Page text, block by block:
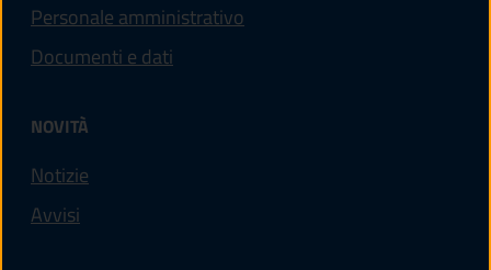
Personale amministrativo
Documenti e dati
NOVITÀ
Notizie
Avvisi